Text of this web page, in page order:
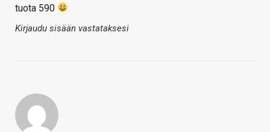
tuota 590
Kirjaudu sisään vastataksesi